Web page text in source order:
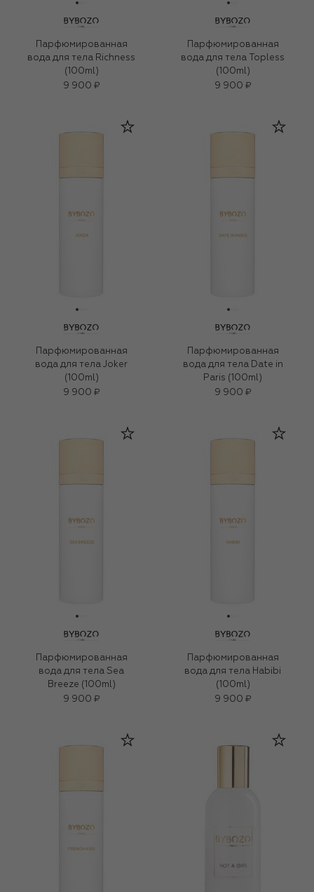
Парфюмированная
вода для тела Richness
(100ml)
9 900 ₽
Парфюмированная
вода для тела Topless
(100ml)
9 900 ₽
Парфюмированная
вода для тела Joker
(100ml)
9 900 ₽
Парфюмированная
вода для тела Date in
Paris (100ml)
9 900 ₽
Парфюмированная
вода для тела Sea
Breeze (100ml)
9 900 ₽
Парфюмированная
вода для тела Habibi
(100ml)
9 900 ₽